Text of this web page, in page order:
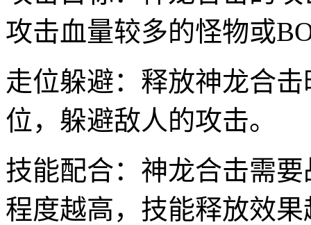
攻击血量较多的怪物或
走位躲避：释放神龙合
位，躲避敌人的攻击。
技能配合：神龙合击需
程度越高，技能释放效果